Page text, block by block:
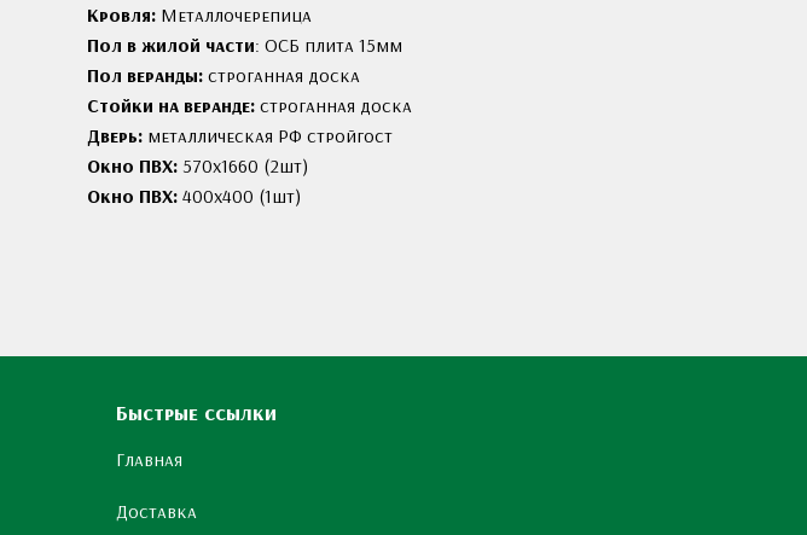
Кровля: Металлочерепица
Пол в жилой части: ОСБ плита 15мм
Пол веранды: строганная доска
Стойки на веранде: строганная доска
Дверь: металлическая РФ стройгост
Окно ПВХ: 570х1660 (2шт)
Окно ПВХ: 400х400 (1шт)
Быстрые ссылки
Главная
Доставка